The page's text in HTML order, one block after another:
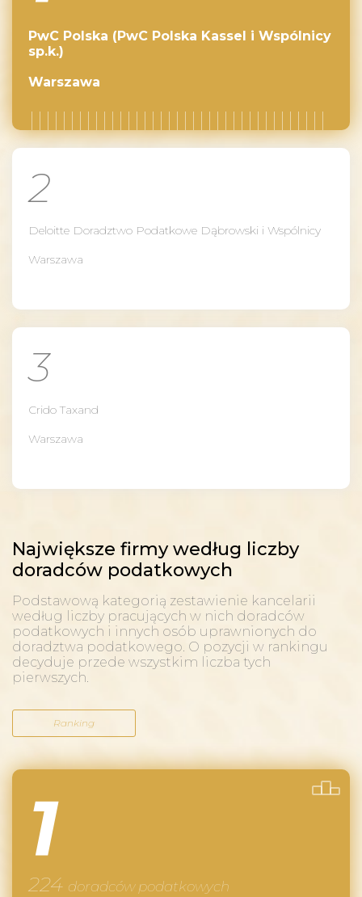
PwC Polska (PwC Polska Kassel i Wspólnicy
sp.k.)
Warszawa
2
Deloitte Doradztwo Podatkowe Dąbrowski i Wspólnicy
Warszawa
3
Crido Taxand
Warszawa
Największe firmy według liczby
doradców podatkowych
Podstawową kategorią zestawienie kancelarii
według liczby pracujących w nich doradców
podatkowych i innych osób uprawnionych do
doradztwa podatkowego. O pozycji w rankingu
decyduje przede wszystkim liczba tych
pierwszych.
Ranking
1
224 doradców podatkowych